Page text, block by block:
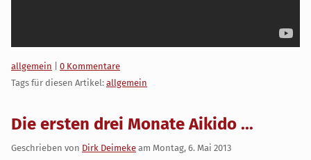
Kategorien:
allgemein
0 Kommentare
Tags für diesen Artikel: allgemein
Die ersten drei Monate Aikido ...
Geschrieben von Dirk Deimeke am Montag, 6. Mai 2013